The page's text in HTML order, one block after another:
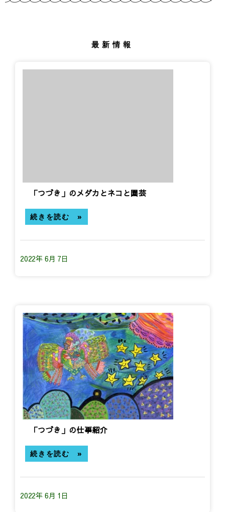
最新情報
「つづき」のメダカとネコと園芸
続きを読む »
2022年 6月 7日
「つづき」の仕事紹介
続きを読む »
2022年 6月 1日